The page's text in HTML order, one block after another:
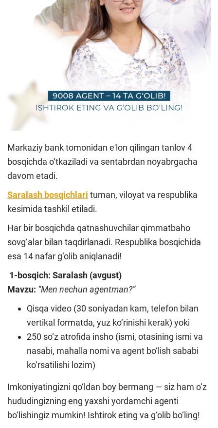
Markaziy bank tomonidan e'lon qilingan tanlov 4
bosqichda o‘tkaziladi va sentabrdan noyabrgacha
davom etadi.
Saralash bosqichlari tuman, viloyat va respublika
kesimida tashkil etiladi.
Har bir bosqichda qatnashuvchilar qimmatbaho
sovg‘alar bilan taqdirlanadi. Respublika bosqichida
esa 14 nafar g‘olib aniqlanadi!
1-bosqich: Saralash (avgust)
Mavzu: “Men nechun agentman?”
Qisqa video (30 soniyadan kam, telefon bilan
vertikal formatda, yuz ko‘rinishi kerak) yoki
250 so‘z atrofida insho (ismi, otasining ismi va
nasabi, mahalla nomi va agent bo‘lish sababi
ko‘rsatilishi lozim)
Imkoniyatingizni qo‘ldan boy bermang — siz ham o‘z
hududingizning eng yaxshi yordamchi agenti
bo‘lishingiz mumkin! Ishtirok eting va g‘olib bo‘ling!